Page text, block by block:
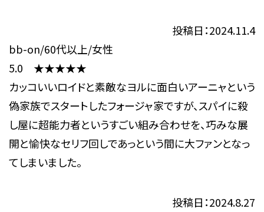
投稿日：2024.11.4
bb-on/60代以上/女性
5.0 ★★★★★
カッコいいロイドと素敵なヨルに面白いアーニャという
偽家族でスタートしたフォージャ家ですが、スパイに殺
し屋に超能力者というすごい組み合わせを、巧みな展
開と愉快なセリフ回しであっという間に大ファンとなっ
てしまいました。
投稿日：2024.8.27